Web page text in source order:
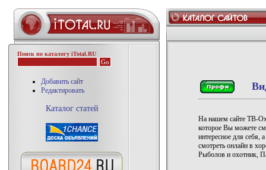
Поиск по каталогу iTotal.RU
Добавить сайт
Редактировать
Каталог статей
На нашем сайте ТВ-
которое Вы можете
интересное для себя,
смотреть онлайн в
Рыболов и охотник,